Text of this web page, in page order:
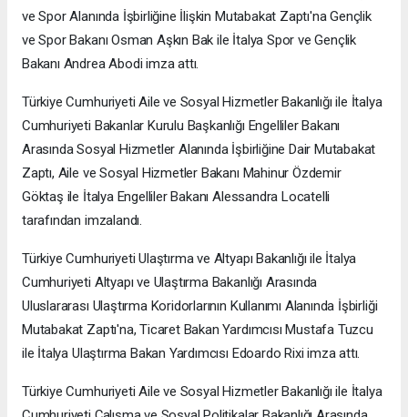
ve Spor Alanında İşbirliğine İlişkin Mutabakat Zaptı'na Gençlik
ve Spor Bakanı Osman Aşkın Bak ile İtalya Spor ve Gençlik
Bakanı Andrea Abodi imza attı.
Türkiye Cumhuriyeti Aile ve Sosyal Hizmetler Bakanlığı ile İtalya
Cumhuriyeti Bakanlar Kurulu Başkanlığı Engelliler Bakanı
Arasında Sosyal Hizmetler Alanında İşbirliğine Dair Mutabakat
Zaptı, Aile ve Sosyal Hizmetler Bakanı Mahinur Özdemir
Göktaş ile İtalya Engelliler Bakanı Alessandra Locatelli
tarafından imzalandı.
Türkiye Cumhuriyeti Ulaştırma ve Altyapı Bakanlığı ile İtalya
Cumhuriyeti Altyapı ve Ulaştırma Bakanlığı Arasında
Uluslararası Ulaştırma Koridorlarının Kullanımı Alanında İşbirliği
Mutabakat Zaptı'na, Ticaret Bakan Yardımcısı Mustafa Tuzcu
ile İtalya Ulaştırma Bakan Yardımcısı Edoardo Rixi imza attı.
Türkiye Cumhuriyeti Aile ve Sosyal Hizmetler Bakanlığı ile İtalya